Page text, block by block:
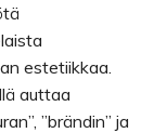
estetiikkaa.
auttaa
”brändin” ja